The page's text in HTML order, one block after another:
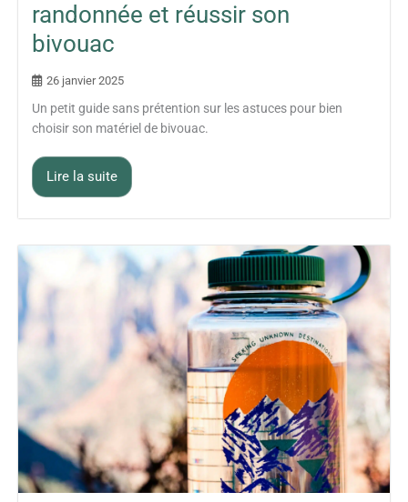
randonnée et réussir son
bivouac
26 janvier 2025
Un petit guide sans prétention sur les astuces pour bien
choisir son matériel de bivouac.
Lire la suite